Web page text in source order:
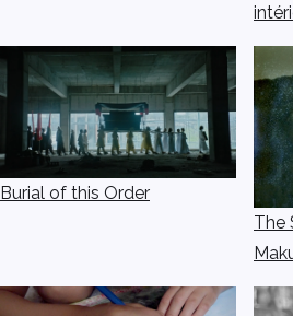
Burial of this Order
The